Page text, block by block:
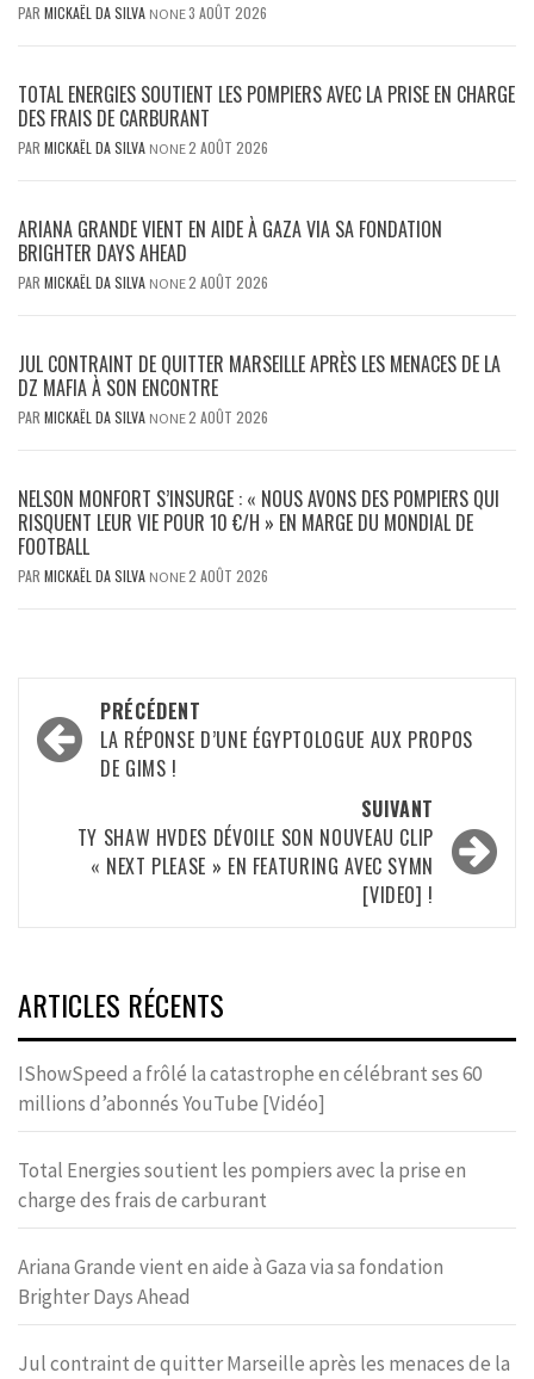
PAR MICKAËL DA SILVA NONE3 AOÛT 2026
TOTAL ENERGIES SOUTIENT LES POMPIERS AVEC LA PRISE EN CHARGE
DES FRAIS DE CARBURANT
PAR MICKAËL DA SILVA NONE2 AOÛT 2026
ARIANA GRANDE VIENT EN AIDE À GAZA VIA SA FONDATION
BRIGHTER DAYS AHEAD
PAR MICKAËL DA SILVA NONE2 AOÛT 2026
JUL CONTRAINT DE QUITTER MARSEILLE APRÈS LES MENACES DE LA
DZ MAFIA À SON ENCONTRE
PAR MICKAËL DA SILVA NONE2 AOÛT 2026
NELSON MONFORT S’INSURGE : « NOUS AVONS DES POMPIERS QUI
RISQUENT LEUR VIE POUR 10 €/H » EN MARGE DU MONDIAL DE
FOOTBALL
PAR MICKAËL DA SILVA NONE2 AOÛT 2026
Navigation
d’article
PRÉCÉDENT
LA RÉPONSE D’UNE ÉGYPTOLOGUE AUX PROPOS
DE GIMS !
SUIVANT
TY SHAW HVDES DÉVOILE SON NOUVEAU CLIP
« NEXT PLEASE » EN FEATURING AVEC SYMN
[VIDEO] !
ARTICLES RÉCENTS
IShowSpeed a frôlé la catastrophe en célébrant ses 60
millions d’abonnés YouTube [Vidéo]
Total Energies soutient les pompiers avec la prise en
charge des frais de carburant
Ariana Grande vient en aide à Gaza via sa fondation
Brighter Days Ahead
Jul contraint de quitter Marseille après les menaces de la